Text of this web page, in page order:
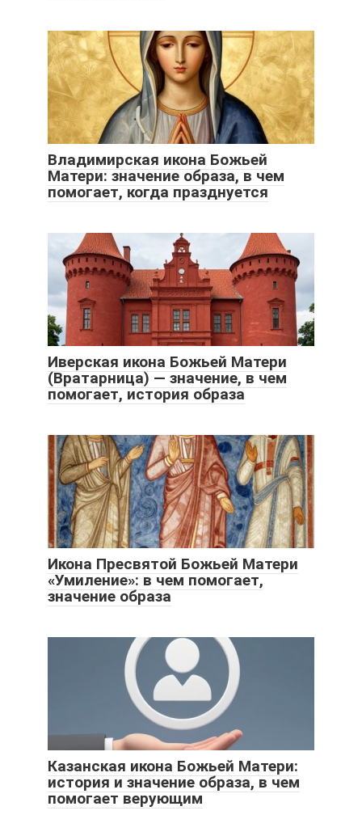
Владимирская икона Божьей
Матери: значение образа, в чем
помогает, когда празднуется
Иверская икона Божьей Матери
(Вратарница) — значение, в чем
помогает, история образа
Икона Пресвятой Божьей Матери
«Умиление»: в чем помогает,
значение образа
Казанская икона Божьей Матери:
история и значение образа, в чем
помогает верующим